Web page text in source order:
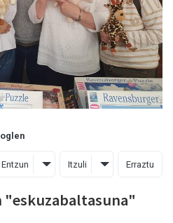
Entzun Itzuli Erraztu
"eskuzabaltasuna"